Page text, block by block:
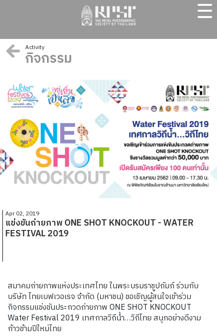
☰
Activity
กิจกรรม
Apr 02, 2019
แข่งขันถ่ายภาพ ONE SHOT KNOCKOUT - WATER
FESTIVAL 2019
สมาคมถ่ายภาพแห่งประเทศไทย ในพระบรมราชูปถัมภ์ ร่วมกับ
บริษัท ไทยเบฟเวอเรจ จำกัด (มหาชน) ขอเชิญผู้สนใจเข้าร่วม
กิจกรรมแข่งขันประกวดถ่ายภาพ ONE SHOT KNOCKOUT
Water Festival 2019 เทศกาลวิถีน้ำ…วิถีไทย สนุกอย่างดีงาม
ก้าวข้ามปีใหม่ไทย